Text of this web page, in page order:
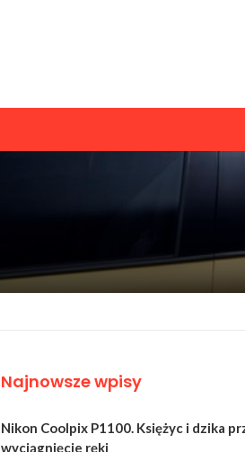
Najnowsze wpisy
Nikon Coolpix P1100. Księżyc i dzika
wyciągnięcie ręki